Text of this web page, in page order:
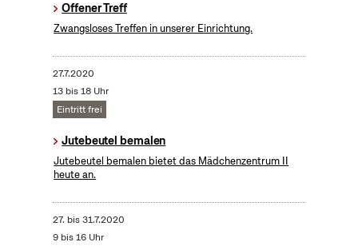
Offener Treff
Zwangsloses Treffen in unserer Einrichtung.
27.7.2020
13 bis 18 Uhr
Eintritt frei
Jutebeutel bemalen
Jutebeutel bemalen bietet das Mädchenzentrum II
heute an.
27. bis31.7.2020
9 bis 16 Uhr